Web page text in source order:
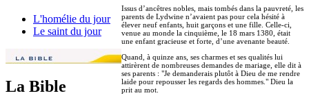
L'homélie du jour
Le saint du jour
La Bible
Issus d’ancêtres nobles, mais tombés dans la pauvreté, les
parents de Lydwine n’avaient pas pour cela hésité à
élever neuf enfants, huit garçons et une fille. Celle-ci,
venue au monde la cinquième, le 18 mars 1380, était
une enfant gracieuse et forte, d’une avenante beauté.
Quand, à quinze ans, ses charmes et ses qualités lui
attirèrent de nombreuses demandes de mariage, elle dit à
ses parents : "Je demanderais plutôt à Dieu de me rendre
laide pour repousser les regards des hommes." Dieu la
prit au mot.